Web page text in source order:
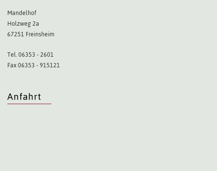
Mandelhof
Holzweg 2a
67251 Freinsheim
Tel. 06353 - 2601
Fax 06353 - 915121
Anfahrt